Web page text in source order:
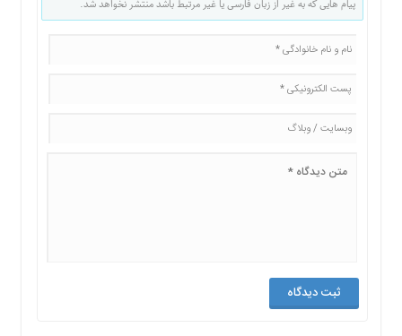
پیام هایی که به غیر از زبان فارسی یا غیر مرتبط باشد منتشر نخواهد شد.